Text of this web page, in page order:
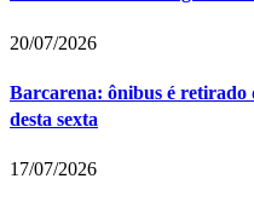
20/07/2026
Barcarena: ônibus é
desta sexta
17/07/2026